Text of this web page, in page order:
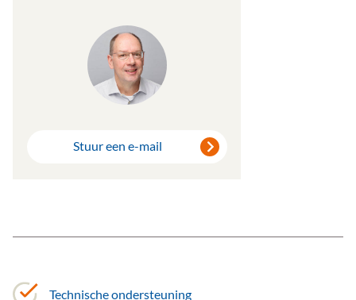
Stuur een e-mail
Technische ondersteuning